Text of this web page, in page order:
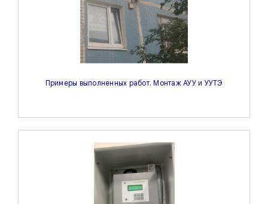
Примеры выполненных работ. Монтаж АУУ и УУТЭ